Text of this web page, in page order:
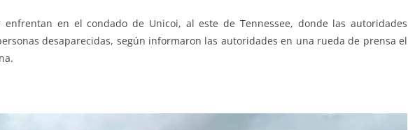
enfrentan en el condado de Unicoi, al este de Tennessee, donde las autoridades
desaparecidas, según informaron las autoridades en una rueda de prensa el